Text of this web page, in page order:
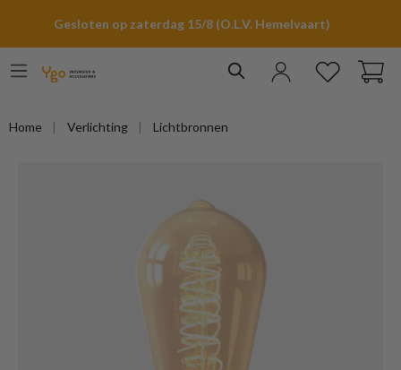
Gesloten op zaterdag 15/8 (O.L.V. Hemelvaart)
Home Verlichting Lichtbronnen